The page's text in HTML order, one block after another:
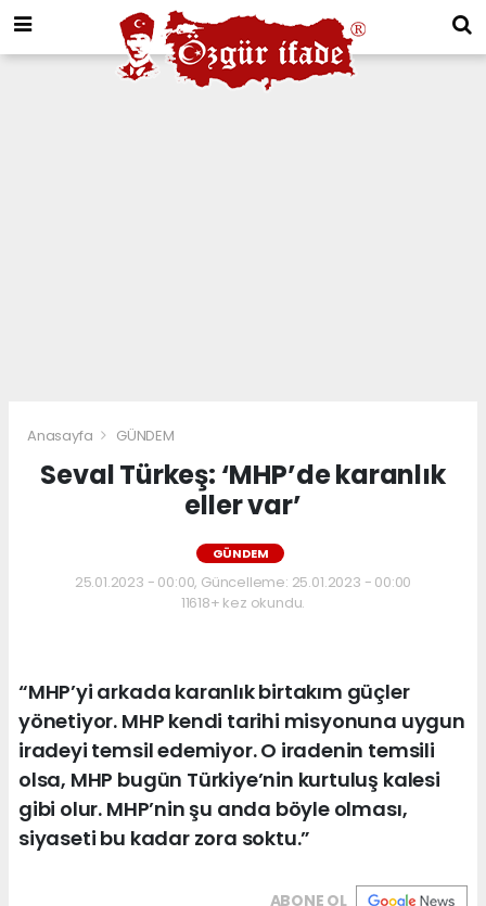
Anasayfa GÜNDEM
Seval Türkeş: ‘MHP’de karanlık
eller var’
GÜNDEM
25.01.2023 - 00:00, Güncelleme: 25.01.2023 - 00:00
11618+ kez okundu.
“MHP’yi arkada karanlık birtakım güçler
yönetiyor. MHP kendi tarihi misyonuna uygun
iradeyi temsil edemiyor. O iradenin temsili
olsa, MHP bugün Türkiye’nin kurtuluş kalesi
gibi olur. MHP’nin şu anda böyle olması,
siyaseti bu kadar zora soktu.”
ABONE OL